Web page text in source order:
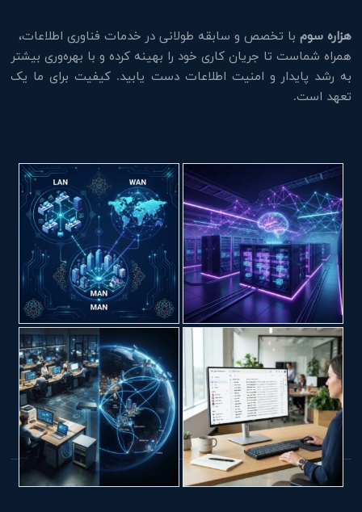
هزاره سوم با تخصص و سابقه طولانی در خدمات فناوری اطلاعات،
همراه شماست تا جریان کاری خود را بهینه کرده و با بهره‌وری بیشتر
به رشد پایدار و امنیت اطلاعات دست یابید. کیفیت برای ما یک
تعهد است.